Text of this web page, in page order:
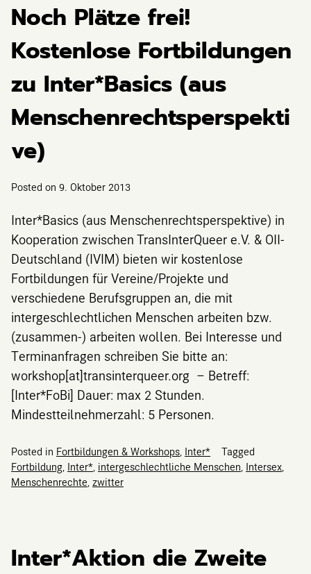
Noch Plätze frei!
Kostenlose Fortbildungen
zu Inter*Basics (aus
Menschenrechtsperspekti
ve)
Posted on 9. Oktober 2013
Inter*Basics (aus Menschenrechtsperspektive) in
Kooperation zwischen TransInterQueer e.V. & OII-
Deutschland (IVIM) bieten wir kostenlose
Fortbildungen für Vereine/Projekte und
verschiedene Berufsgruppen an, die mit
intergeschlechtlichen Menschen arbeiten bzw.
(zusammen-) arbeiten wollen. Bei Interesse und
Terminanfragen schreiben Sie bitte an:
workshop[at]transinterqueer.org – Betreff:
[Inter*FoBi] Dauer: max 2 Stunden.
Mindestteilnehmerzahl: 5 Personen.
Posted in Fortbildungen & Workshops Inter*
Tagged
Fortbildung Inter* intergeschlechtliche Menschen Intersex
Menschenrechte zwitter
Inter*Aktion die Zweite